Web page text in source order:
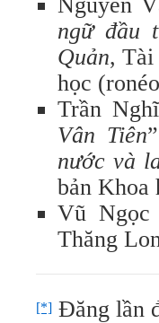
ngữ đầu
Quản, Tài
học
Trần
Vân Tiên
nước và
bản Khoa
Vũ Ngọc
Thăng
[*] Đăng lần